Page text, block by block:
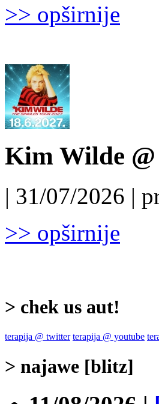
>> opširnije
Kim Wilde
| 31/07/2026 |
>> opširnije
> chek us aut!
terapija @ twitter terapija @ youtube
> najawe [blitz]